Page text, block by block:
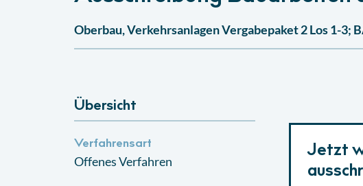
Oberbau, Verkehrsanlagen Vergabepaket 2 Los 1-3;
Übersicht
Verfahrensart
Offenes Verfahren
Jetzt